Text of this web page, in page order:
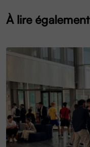
À lire également